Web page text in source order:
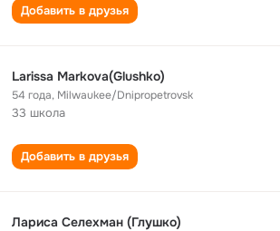
Добавить в друзья
Larissa Markova(Glushko)
54 года, Milwaukee/Dnipropetrovsk
33 школа
Добавить в друзья
Лариса Селехман (Глушко)